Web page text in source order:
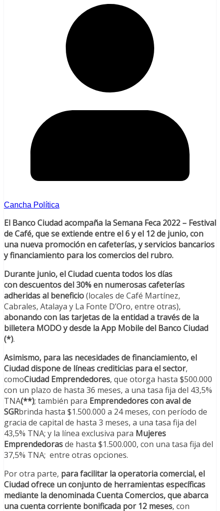
Cancha Política
El Banco Ciudad acompaña la Semana Feca 2022 – Festival
de Café, que se extiende entre el 6 y el 12 de junio, con
una nueva promoción en cafeterías, y servicios bancarios
y financiamiento para los comercios del rubro.
Durante junio, el Ciudad cuenta todos los días
con descuentos del 30% en numerosas cafeterías
adheridas al beneficio(locales de Café Martínez,
Cabrales, Atalaya y La Fonte D’Oro, entre otras),
abonando con las tarjetas de la entidad a través de la
billetera MODO y desde la App Mobile del Banco Ciudad
(*).
Asimismo, para las necesidades de financiamiento, el
Ciudad dispone de líneas crediticias para el sector,
comoCiudad Emprendedores, que otorga hasta $500.000
con un plazo de hasta 36 meses, a una tasa fija del 43,5%
TNA(**); también para Emprendedores con aval de
SGRbrinda hasta $1.500.000 a 24 meses, con período de
gracia de capital de hasta 3 meses, a una tasa fija del
43,5% TNA; y la línea exclusiva para Mujeres
Emprendedorasde hasta $1.500.000, con una tasa fija del
37,5% TNA; entre otras opciones.
Por otra parte, para facilitar la operatoria comercial, el
Ciudad ofrece un conjunto de herramientas específicas
mediante la denominada Cuenta Comercios, que abarca
una cuenta corriente bonificada por 12 meses, con